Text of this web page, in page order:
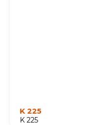
K 225
K 225